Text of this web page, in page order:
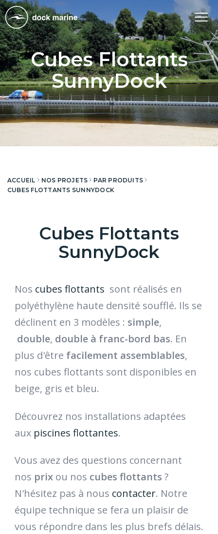
Cubes Flottants
SunnyDock
ACCUEIL NOS PROJETS
PAR PRODUITS
CUBES FLOTTANTS SUNNYDOCK
Cubes Flottants
SunnyDock
Nos cubes flottants sont réalisés en
polyéthylène haute densité soufflé. Ils se
déclinent en 3 modèles : simple,
double, double à franc-bord bas. En
plus d'être facilement assemblables,
nos cubes flottants sont disponibles en
beige, gris et bleu.
Découvrez nos installations adaptées
aux piscines flottantes.
Vous avez des questions concernant
nos prix ou nos cubes flottants ?
N'hésitez pas à nous contacter. Notre
équipe technique se fera un plaisir de
vous répondre dans les plus brefs délais.